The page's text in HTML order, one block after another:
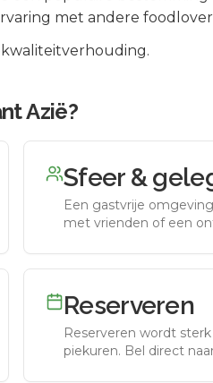
met andere
Azië?
Sfeer &
Een gastvrije
met vrienden of een
Reserveren
Reserveren wordt
piekuren. Bel direct